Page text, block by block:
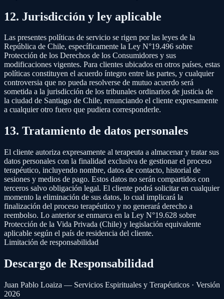
12. Jurisdicción y ley aplicable
Las presentes políticas de servicio se rigen por las leyes de la
República de Chile, específicamente la Ley N°19.496 sobre
Protección de los Derechos de los Consumidores y sus
modificaciones vigentes. Para clientes ubicados en otros países, estas
políticas constituyen el acuerdo íntegro entre las partes, y cualquier
controversia que no pueda resolverse de mutuo acuerdo será
sometida a la jurisdicción de los tribunales ordinarios de justicia de
la ciudad de Santiago de Chile, renunciando el cliente expresamente
a cualquier otro fuero que pudiera corresponderle.
13. Tratamiento de datos personales
El cliente autoriza expresamente al terapeuta a almacenar y tratar sus
datos personales con la finalidad exclusiva de gestionar el proceso
terapéutico, incluyendo nombre, datos de contacto, historial de
sesiones y medios de pago. Estos datos no serán compartidos con
terceros salvo obligación legal. El cliente podrá solicitar en cualquier
momento la eliminación de sus datos, lo cual implicará la
finalización del proceso terapéutico y no generará derecho a
reembolso. Lo anterior se enmarca en la Ley N°19.628 sobre
Protección de la Vida Privada (Chile) y legislación equivalente
aplicable según el país de residencia del cliente.
Limitación de responsabilidad
Descargo de Responsabilidad
Juan Pablo Loaiza — Servicios Espirituales y Terapéuticos · Versión
2026